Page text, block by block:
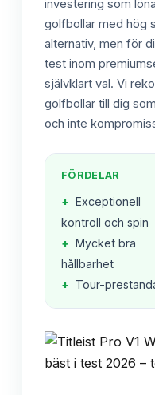
investering som
golfbollar med hög
alternativ, men för
test inom
självklart val. Vi
golfbollar till dig
och inte
FÖRDELAR
+ Exceptionell
kontroll och spin
+ Mycket bra
hållbarhet
+ Tour-